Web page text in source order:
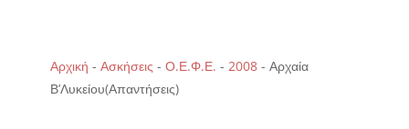
Αρχική - Ασκήσεις - Ο.Ε.Φ.Ε. - 2008- Αρχαία
Β’Λυκείου(Απαντήσεις)